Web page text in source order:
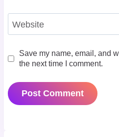
Website
Save my name, email, and
the next time I comment.